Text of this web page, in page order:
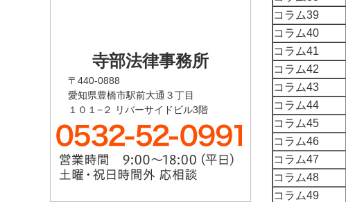
コラム39
コラム40
コラム41
コラム42
コラム43
コラム44
コラム45
コラム46
コラム47
コラム48
コラム49
寺部法律事務所
〒440-0888
愛知県豊橋市駅前大通３丁目
１０１−２ リバーサイドビル3階